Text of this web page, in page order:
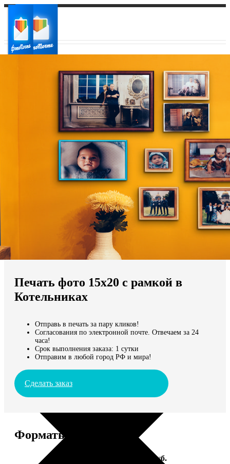
Ваш регион доставки
Выберите из списка:
Мы доставляем по всему миру
Продолжить без города
Печать фото 15х20 с рамкой в
Котельниках
Отправь в печать за пару кликов!
Согласования по электронной почте. Отвечаем за 24
часа!
Срок выполнения заказа: 1 сутки
Отправим в любой город РФ и мира!
Сделать заказ
Форматы и цены
Цена, руб.